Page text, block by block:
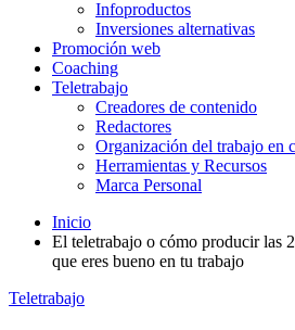
Infoproductos
Inversiones alternativas
Promoción web
Coaching
Teletrabajo
Creadores de contenido
Redactores
Organización del trabajo en
Herramientas y Recursos
Marca Personal
Inicio
El teletrabajo o cómo producir las
que eres bueno en tu trabajo
Teletrabajo